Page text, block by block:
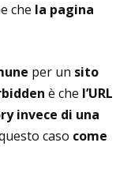
che la pagina
per un sito
è che l’URL
invece di una
caso come